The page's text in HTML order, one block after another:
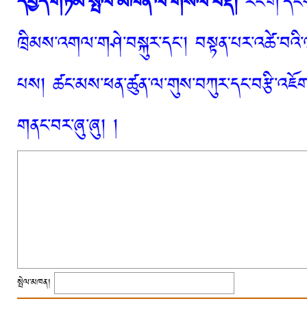
ཁྲིམས་འགལ་གཤེ་བསྐུར་དང་།
པས།
གནང་བར་ཞུ་ཞུ། །
སྤེལ་མཁན།